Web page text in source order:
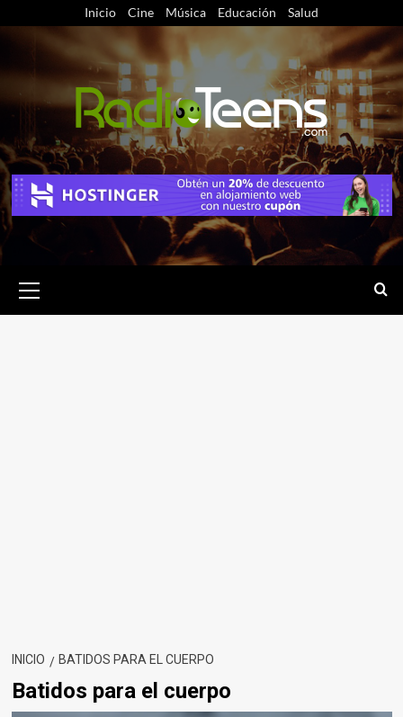
contenido
Inicio Cine Música Educación Salud
primario
INICIO BATIDOS PARA EL CUERPO
Batidos para el cuerpo